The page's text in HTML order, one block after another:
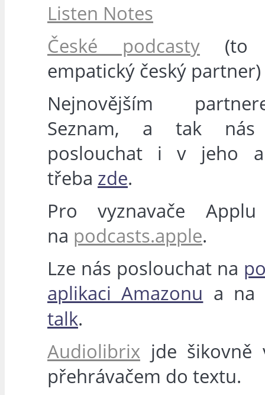
Listen Notes
České podcasty(to
empatický český partner)
Nejnovějším
Seznam, a tak nás
poslouchat i v jeho
třeba zde.
Pro vyznavače
na podcasts.apple.
Lze nás poslouchat na
aplikaci Amazonu a na
talk.
Audiolibrix jde
přehrávačem do textu.